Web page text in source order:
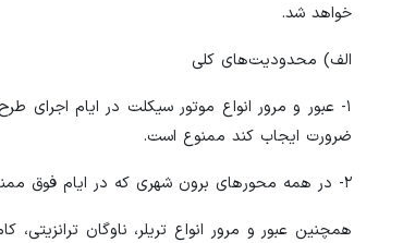
خواهد شد.
الف) ‌محدودیت‌های کلی
۱- عبور و مرور انواع موتور سیکلت در ایام اجرای
ضرورت ایجاب کند ممنوع است.
۲- در همه محورهای برون شهری که در ایام فوق ممنوعیت و محدودیت ترافیکی برای انواع تریلر و کامیون اعمال می‌شود.
همچنین عبور و مرور انواع تریلر، ناوگان